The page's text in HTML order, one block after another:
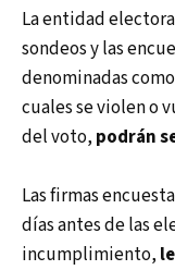
La entidad
sondeos y las
denominadas como
cuales se violen o
del voto, podrán
Las firmas
días antes de las
incumplimiento,